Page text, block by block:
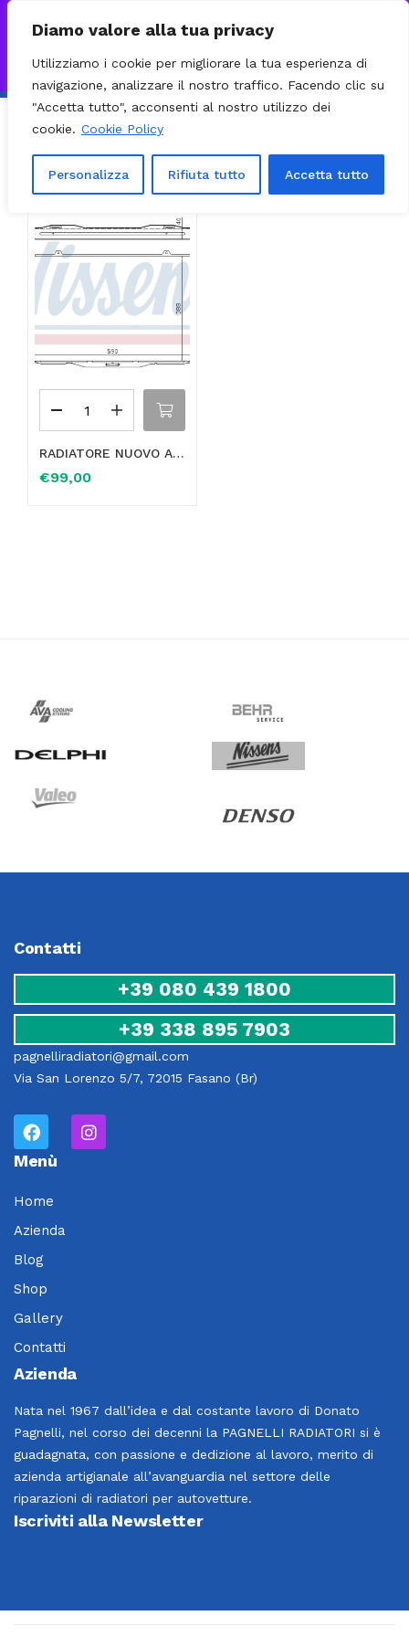
Diamo valore alla tua privacy
Utilizziamo i cookie per migliorare la tua esperienza di
navigazione, analizzare il nostro traffico. Facendo clic su
"Accetta tutto", acconsenti al nostro utilizzo dei
cookie. Cookie Policy
Personalizza Rifiuta tutto Accetta tutto
VISITA IL NOSTRO E-COMMERCE – SPEDIZIONI NAZIONALI E
INVIATE CON CORRIERE DHL EXPRESS - BRT - UPSIgnora
Visualizzazione del risultato
Filter
RADIATORE NUOVO ACQUA MARCA NISSENS CON EVENTUALE PREDISPOSIZIONE CAMBIO AUTOMATICO PER VOLVO 850 – V70 – S70 – C70 RIFERIMENTO CODICE ORIGINALE 1335430 8503769 5003823 6842877 8601354 8601358 8602560 8602561 8602876 8603768
€99,00
Contatti
+39 080 439 1800
+39 338 895 7903
pagnelliradiatori@gmail.com
Via San Lorenzo 5/7, 72015 Fasano (Br)
Menù
Home
Azienda
Blog
Shop
Gallery
Contatti
Azienda
Nata nel 1967 dall’idea e dal costante lavoro di Donato
Pagnelli, nel corso dei decenni la PAGNELLI RADIATORI si è
guadagnata, con passione e dedizione al lavoro, merito di
azienda artigianale all’avanguardia nel settore delle
riparazioni di radiatori per autovetture.
Iscriviti alla Newsletter